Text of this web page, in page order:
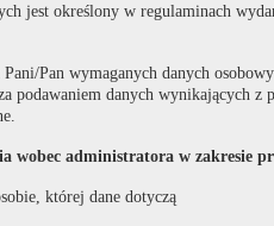
jest określony w regulaminach
Pan wymaganych danych
podawaniem danych wynikających z
wobec administratora w zakresie
której dane dotyczą